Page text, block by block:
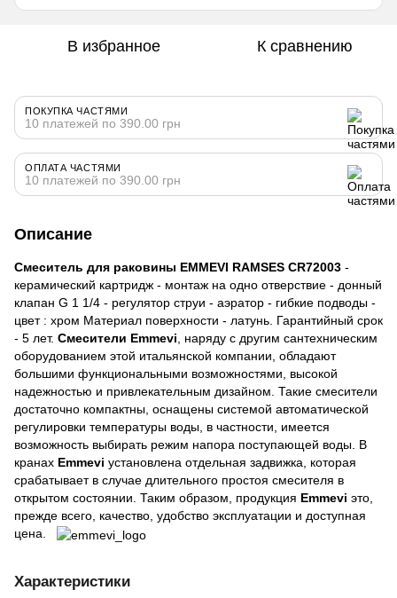
В избранное К сравнению
ПОКУПКА ЧАСТЯМИ
10 платежей по 390.00 грн
ОПЛАТА ЧАСТЯМИ
10 платежей по 390.00 грн
Описание
Смеситель для раковины EMMEVI RAMSES CR72003 -
керамический картридж - монтаж на одно отверствие - донный
клапан G 1 1/4 - регулятор струи - аэратор - гибкие подводы -
цвет : хром Материал поверхности - латунь. Гарантийный срок
- 5 лет. Смесители Emmevi, наряду с другим сантехническим
оборудованием этой итальянской компании, обладают
большими функциональными возможностями, высокой
надежностью и привлекательным дизайном. Такие смесители
достаточно компактны, оснащены системой автоматической
регулировки температуры воды, в частности, имеется
возможность выбирать режим напора поступающей воды. В
кранах Emmevi установлена отдельная задвижка, которая
срабатывает в случае длительного простоя смесителя в
открытом состоянии. Таким образом, продукция Emmevi это,
прежде всего, качество, удобство эксплуатации и доступная
цена.
Характеристики